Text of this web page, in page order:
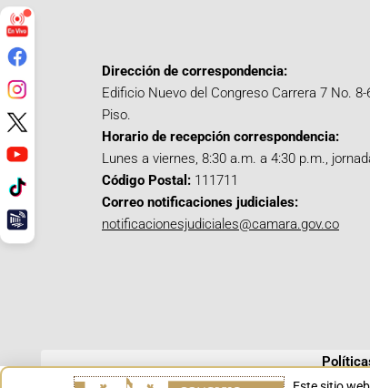
Dirección de correspondencia:
Edificio Nuevo del Congreso Carrera 7 No.
Piso.
Horario de recepción correspondencia:
Lunes a viernes, 8:30 a.m. a 4:30 p.m.,
Código Postal: 111711
Correo notificaciones judiciales:
notificacionesjudiciales@camara.gov.co